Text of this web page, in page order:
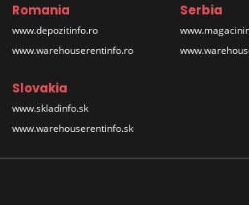
Romania
www.depozitinfo.ro
www.warehouserentinfo.ro
Serbia
Slovakia
www.skladinfo.sk
www.warehouserentinfo.sk